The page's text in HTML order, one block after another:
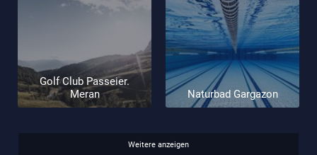
Golf Club Passeier.
Meran
Naturbad Gargazon
Weitere anzeigen